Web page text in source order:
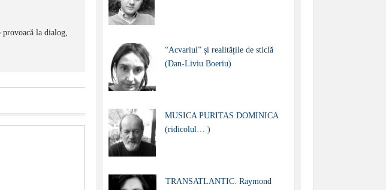
la dialog,
“Acvariul” și realitățile de sticlă
(Dan-Liviu Boeriu)
MUSICA PURITAS DOMINICA
(ridicolul… )
TRANSATLANTIC. Raymond